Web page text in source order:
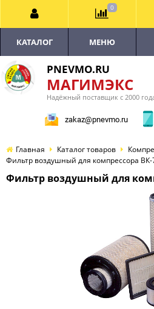
PNEVMO.RU
МАГИМЭКС
Надёжный поставщик с 2000
zakaz@pnevmo.ru
КАТАЛОГ МЕНЮ
Главная Каталог товаров
Фильтр воздушный для компрессора ВК-
Фильтр воздушный для
0